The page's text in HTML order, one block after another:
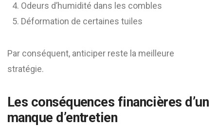
Odeurs d’humidité dans les combles
Déformation de certaines tuiles
Par conséquent, anticiper reste la meilleure
stratégie.
Les conséquences financières d’un
manque d’entretien